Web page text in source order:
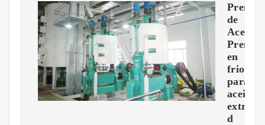
Prensa
de
Aceite.
Prensa
en
frio
para
aceite.
d